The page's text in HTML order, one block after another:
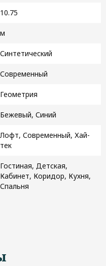
10.75
м
Синтетический
Современный
Геометрия
Бежевый, Синий
Лофт, Современный, Хай-
тек
Гостиная, Детская,
Кабинет, Коридор, Кухня,
Спальня